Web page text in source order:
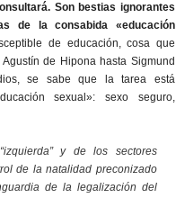
Son bestias ignorantes
de la consabida «educación
de educación, cosa que
de Hipona hasta Sigmund
se sabe que la tarea está
sexual»: sexo seguro,
y de los sectores
de la natalidad preconizado
de la legalización del